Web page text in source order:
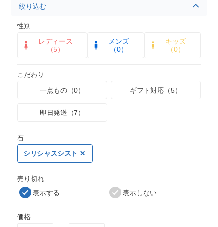
絞り込む
性別
レディース
（5）
メンズ
（0）
キッズ
（0）
こだわり
一点もの（0）
ギフト対応（5）
即日発送（7）
石
シリシャスシスト
売り切れ
表示する
表示しない
価格